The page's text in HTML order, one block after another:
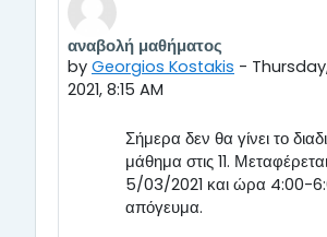
αναβολή μαθήματος
by Georgios Kostakis -
2021, 8:15 AM
Number of replies: 0
Σήμερα δεν θα γίνει το
μάθημα στις 11.
5/03/2021 και ώρα 4:00-
απόγευμα.